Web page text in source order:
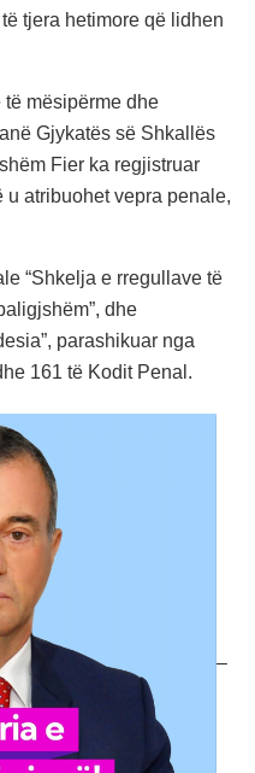
tjera hetimore që lidhen
të mësipërme dhe
Gjykatës së Shkallës
Fier ka regjistruar
u atribuohet vepra penale,
“Shkelja e rregullave të
dhe
parashikuar nga
161 të Kodit Penal.
–